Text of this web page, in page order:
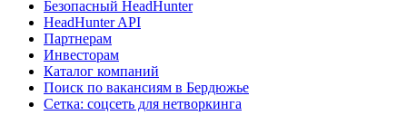
Безопасный HeadHunter
HeadHunter API
Партнерам
Инвесторам
Каталог компаний
Поиск по вакансиям в Бердюжье
Сетка: соцсеть для нетворкинга